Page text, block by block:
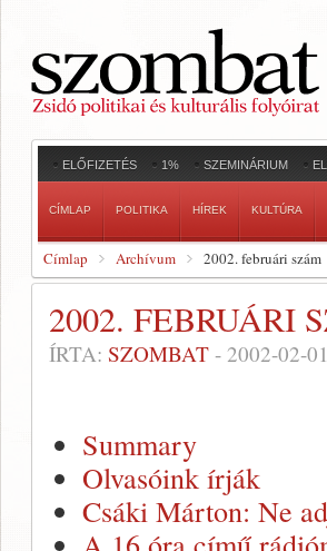
ELŐFIZETÉS 1% SZEMINÁRIUM
CÍMLAP POLITIKA HÍREK KULTÚRA
Címlap Archívum 2002. februári szám
2002. FEBRUÁRI
ÍRTA: SZOMBAT - 2002-02-01
Summary
Olvasóink írják
Csáki Márton: Ne